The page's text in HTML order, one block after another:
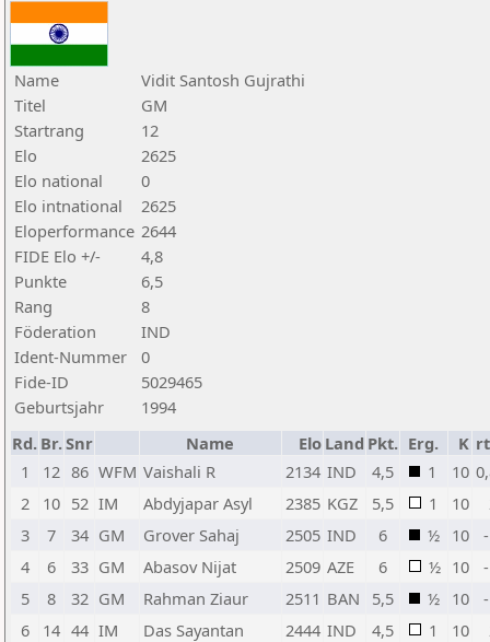
Name
Vidit Santosh Gujrathi
Titel
GM
Startrang
12
Elo
2625
Elo national
0
Elo intnational
2625
Eloperformance 2644
FIDE Elo +/-
4,8
Punkte
6,5
Rang
8
Föderation
IND
Ident-Nummer
0
Fide-ID
5029465
Geburtsjahr
1994
Rd. Br.Snr Name Elo Land Pkt. Erg. K
1
12 86 WFM Vaishali R 2134 IND 4,5 1 10
2
10 52 IM Abdyjapar Asyl 2385 KGZ 5,5 1 10
3
7 34 GM Grover Sahaj 2505 IND 6 ½ 10
4
6 33 GM Abasov Nijat 2509 AZE 6 ½ 10
5
8 32 GM Rahman Ziaur 2511 BAN 5,5 ½ 10
6
14 44 IM Das Sayantan 2444 IND 4,5 1 10